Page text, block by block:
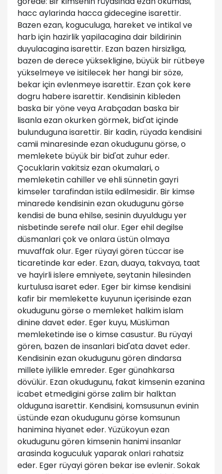
hacc aylarinda hacca gidecegine isarettir.
Bazen ezan, koguculuga, hareket ve intikal ve
harb için hazirlik yapilacagina dair bildirinin
duyulacagina isarettir. Ezan bazen hirsizliga,
bazen de derece yüksekligine, büyük bir rütbeye
yükselmeye ve isitilecek her hangi bir söze,
bekar için evlenmeye isarettir. Ezan çok kere
dogru habere isarettir. Kendisinin kibleden
baska bir yöne veya Arabçadan baska bir
lisanla ezan okurken görmek, bid'at içinde
bulunduguna isarettir. Bir kadin, rüyada kendisini
camii minaresinde ezan okudugunu görse, o
memlekete büyük bir bid'at zuhur eder.
Çocuklarin vakitsiz ezan okumalari, o
memleketin cahiller ve ehli sünnetin gayri
kimseler tarafindan istila edilmesidir. Bir kimse
minarede kendisinin ezan okudugunu görse
kendisi de buna ehilse, sesinin duyuldugu yer
nisbetinde serefe nail olur. Eger ehil degilse
düsmanlari çok ve onlara üstün olmaya
muvaffak olur. Eger rüyayi gören tüccar ise
ticaretinde kar eder. Ezan, duaya, takvaya, taat
ve hayirli islere emniyete, seytanin hilesinden
kurtulusa isaret eder. Eger bir kimse kendisini
kafir bir memlekette kuyunun içerisinde ezan
okudugunu görse o memleket halkim islam
dinine davet eder. Eger kuyu, Müslüman
memleketinde ise o kimse casustur. Bu rüyayi
gören, bazen de insanlari bid'ata davet eder.
Kendisinin ezan okudugunu gören dindarsa
millete iyilikle emreder. Eger günahkarsa
dövülür. Ezan okudugunu, fakat kimsenin ezanina
icabet etmedigini görse zalim bir halktan
olduguna isarettir. Kendisini, komsusunun evinin
üstünde ezan okudugunu görse komsunun
hanimina hiyanet eder. Yüzükoyun ezan
okudugunu gören kimsenin hanimi insanlar
arasinda koguculuk yaparak onlari rahatsiz
eder. Eger rüyayi gören bekar ise evlenir. Sokak